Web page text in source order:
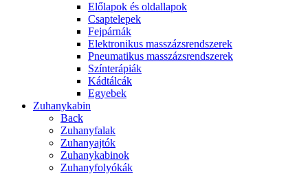
Előlapok és oldallapok
Csaptelepek
Fejpárnák
Elektronikus masszázsrendszerek
Pneumatikus masszázsrendszerek
Színterápiák
Kádtálcák
Egyebek
Zuhanykabin
Back
Zuhanyfalak
Zuhanyajtók
Zuhanykabinok
Zuhanyfolyókák